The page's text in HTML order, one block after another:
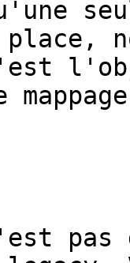
place,